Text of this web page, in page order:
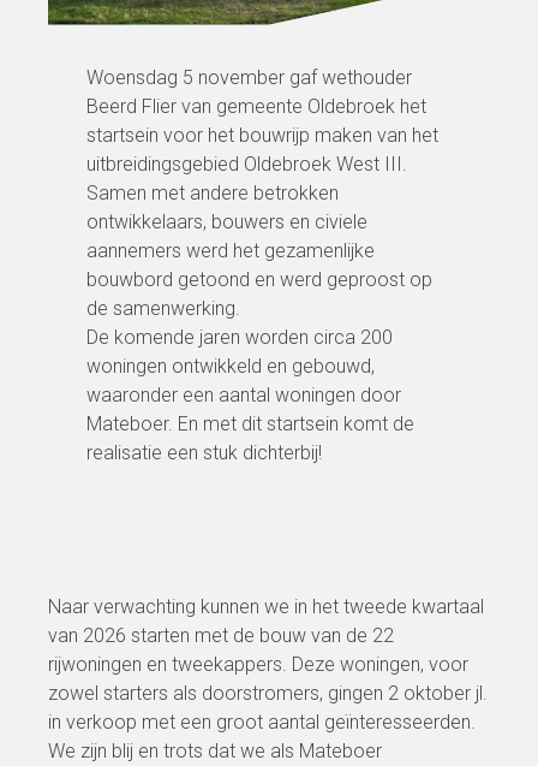
Woensdag 5 november gaf wethouder
Beerd Flier van gemeente Oldebroek het
startsein voor het bouwrijp maken van het
uitbreidingsgebied Oldebroek West III.
Samen met andere betrokken
ontwikkelaars, bouwers en civiele
aannemers werd het gezamenlijke
bouwbord getoond en werd geproost op
de samenwerking.
De komende jaren worden circa 200
woningen ontwikkeld en gebouwd,
waaronder een aantal woningen door
Mateboer. En met dit startsein komt de
realisatie een stuk dichterbij!
Naar verwachting kunnen we in het tweede kwartaal
van 2026 starten met de bouw van de 22
rijwoningen en tweekappers. Deze woningen, voor
zowel starters als doorstromers, gingen 2 oktober jl.
in verkoop met een groot aantal geïnteresseerden.
We zijn blij en trots dat we als Mateboer